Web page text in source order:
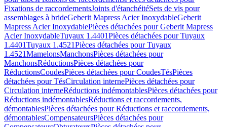
Fixations de raccordementsJoints d'étanchéitéSets de vis pour
assemblages à brideGeberit Mapress Acier InoxydableGeberit
Mapress Acier InoxydablePièces détachées pour Geberit Mapress
Acier InoxydableTuyaux 1.4401Pièces détachées pour Tuyaux
1.4401Tuyaux 1.4521Pièces détachées pour Tuyaux
1.4521MamelonsManchonsPièces détachées pour
ManchonsRéductionsPièces détachées pour
RéductionsCoudesPièces détachées pour CoudesTésPièces
détachées pour TésCirculation internePièces détachées pour
Circulation interneRéductions indémontablesPièces détachées pour
Réductions indémontablesRéductions et raccordements,
démontablesPièces détachées pour Réductions et raccordements,
démontablesCompensateursPièces détachées pour